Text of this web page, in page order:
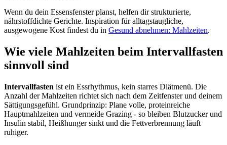
Wenn du dein Essensfenster planst, helfen dir strukturierte,
nährstoffdichte Gerichte. Inspiration für alltagstaugliche,
ausgewogene Kost findest du in Gesund abnehmen: Mahlzeiten.
Wie viele Mahlzeiten beim Intervallfasten
sinnvoll sind
Intervallfasten ist ein Essrhythmus, kein starres Diätmenü. Die
Anzahl der Mahlzeiten richtet sich nach dem Zeitfenster und deinem
Sättigungsgefühl. Grundprinzip: Plane volle, proteinreiche
Hauptmahlzeiten und vermeide Grazing - so bleiben Blutzucker und
Insulin stabil, Heißhunger sinkt und die Fettverbrennung läuft
ruhiger.